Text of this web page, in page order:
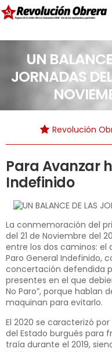
UN
JORNADAS
Revolución
Para Avanzar
Indefinido
La conmemoración del
del 21 de Noviembre del
entre los dos caminos: el
Paro General Indefinido,
concertación defendida
presentes en el que
No Paro”, porque hablan
maquinan para evitarlo.
El 2020 se caracterizó
del Estado burgués para
traía durante el 2019,